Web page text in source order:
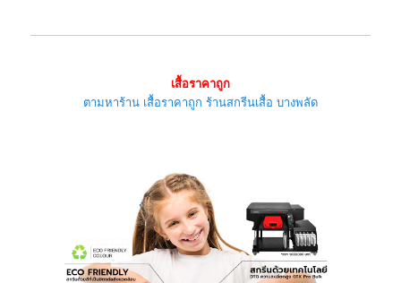
เสื้อราคาถูก
ตามหาร้าน เสื้อราคาถูก ร้านสกรีนเสื้อ บางพลัด